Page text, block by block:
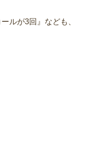
ルが3回』なども、